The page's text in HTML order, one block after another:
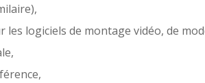
logiciels de montage vidéo, de